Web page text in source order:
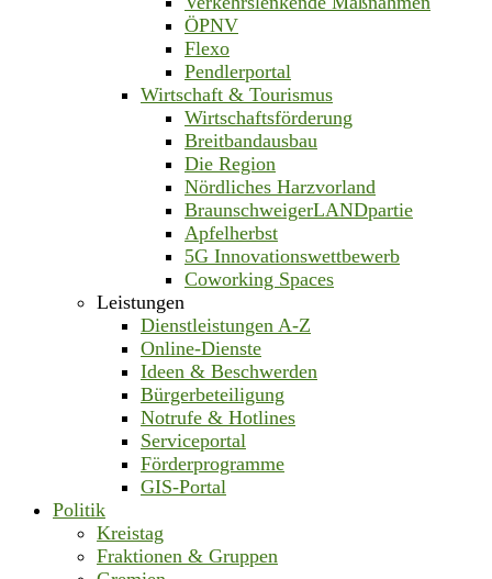
ÖPNV
Flexo
Pendlerportal
Wirtschaft & Tourismus
Wirtschaftsförderung
Breitbandausbau
Die Region
Nördliches Harzvorland
BraunschweigerLANDpartie
Apfelherbst
5G Innovationswettbewerb
Coworking Spaces
Leistungen
Dienstleistungen A-Z
Online-Dienste
Ideen & Beschwerden
Bürgerbeteiligung
Notrufe & Hotlines
Serviceportal
Förderprogramme
GIS-Portal
Politik
Kreistag
Fraktionen & Gruppen